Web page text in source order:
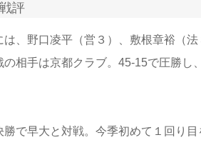
戦評
、野口凌平（営３）、敷根章裕（法
の相手は京都クラブ。45-15で圧勝
勝で早大と対戦。今季初めて１回り